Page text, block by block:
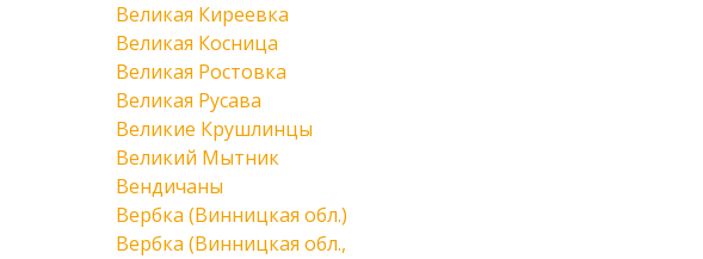
Великая Киреевка
Великая Косница
Великая Ростовка
Великая Русава
Великие Крушлинцы
Великий Мытник
Вендичаны
Вербка (Винницкая обл.)
Вербка (Винницкая обл.,